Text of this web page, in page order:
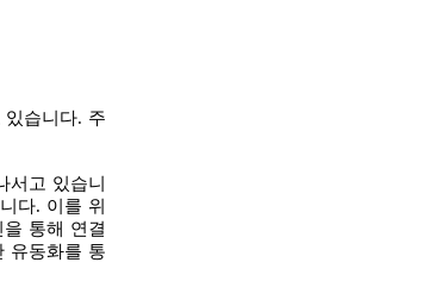
있습니다. 주
서고 있습니
다. 이를 위
통해 연결
유동화를 통